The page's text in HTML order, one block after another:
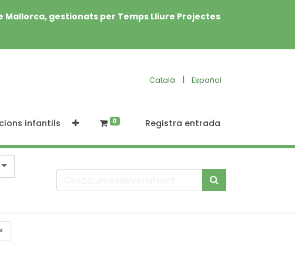
gestionats per Temps Lliure Projectes
Català | Español
infantils 0 Registra entrada